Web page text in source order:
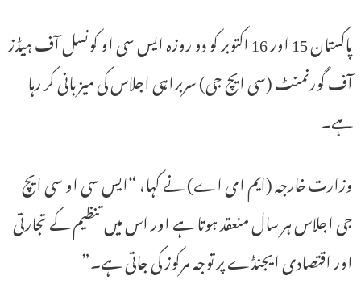
پاکستان 15 اور 16 اکتوبر کو دو روزہ ایس سی او کونسل آف ہیڈز
آف گورنمنٹ (سی ایچ جی) سربراہی اجلاس کی میزبانی کر رہا
ہے۔
وزارت خارجہ (ایم ای اے) نے کہا، “ایس سی او سی ایچ
جی اجلاس ہر سال منعقد ہوتا ہے اور اس میں تنظیم کے تجارتی
اور اقتصادی ایجنڈے پر توجہ مرکوز کی جاتی ہے۔”